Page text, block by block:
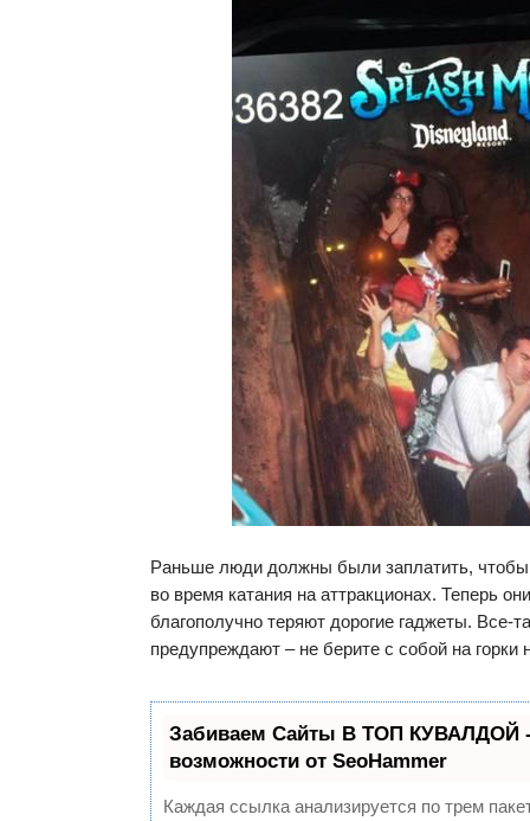
Раньше люди должны были заплатить,
во время катания на аттракционах. Теперь
благополучно теряют дорогие гаджеты. Все-
предупреждают – не берите с собой на горки
Забиваем Сайты В ТОП КУВАЛДОЙ
возможности от SeoHammer
Каждая ссылка анализируется по трем